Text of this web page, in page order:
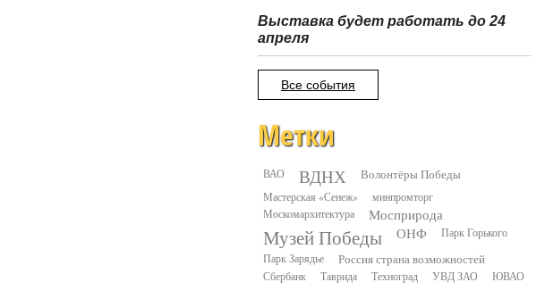
Выставка будет работать до 24
апреля
Все события
Метки
ВАО ВДНХ Волонтёры Победы
Мастерская «Сенеж»
минпромторг
Москомархитектура
Мосприрода
Музей Победы ОНФ
Парк Горького
Парк Зарядье
Россия страна возможностей
Сбербанк Таврида Техноград УВД ЗАО ЮВАО